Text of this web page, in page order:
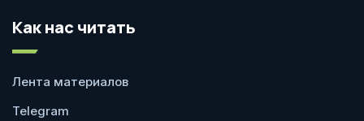
Как нас читать
Лента материалов
Telegram